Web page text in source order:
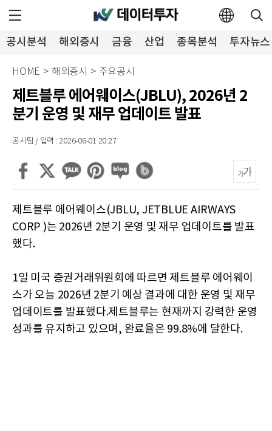
공시분석 해외증시 금융 산업 종목분석 투자뉴스
HOME > 해외증시 > 주요공시
제트블루 에어웨이스(JBLU), 2026년 2
분기 운영 및 재무 업데이트 발표
공시팀 / 입력 : 2026-06-01 20:27
제트블루 에어웨이스(JBLU, JETBLUE AIRWAYS
CORP )는 2026년 2분기 운영 및 재무 업데이트를 발표
했다.
1일 미국 증권거래위원회에 따르면 제트블루 에어웨이
스가 오늘 2026년 2분기 예상 결과에 대한 운영 및 재무
업데이트를 발표했다.제트블루는 현재까지 강력한 운영
성과를 유지하고 있으며, 완료율은 99.8%에 달한다.